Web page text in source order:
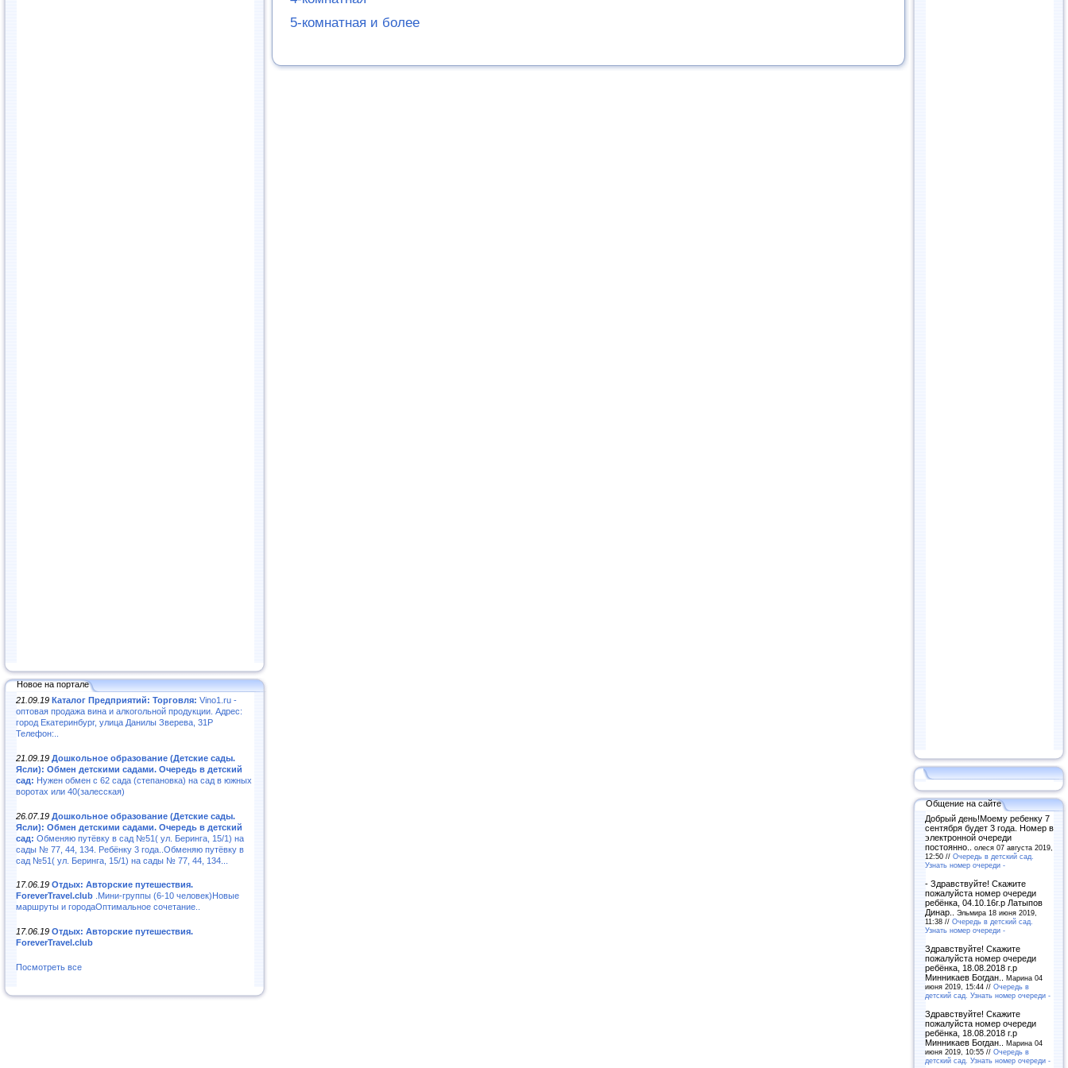
Новое на портале
21.09.19 Каталог Предприятий: Торговля: Vino1.ru -
оптовая продажа вина и алкогольной продукции. Адрес:
город Екатеринбург, улица Данилы Зверева, 31Р
Телефон:..
21.09.19 Дошкольное образование (Детские сады.
Ясли): Обмен детскими садами. Очередь в детский
сад: Нужен обмен с 62 сада (степановка) на сад в южных
воротах или 40(залесская)
26.07.19 Дошкольное образование (Детские сады.
Ясли): Обмен детскими садами. Очередь в детский
сад: Обменяю путёвку в сад №51( ул. Беринга, 15/1) на
сады № 77, 44, 134. Ребёнку 3 года..Обменяю путёвку в
сад №51( ул. Беринга, 15/1) на сады № 77, 44, 134...
17.06.19 Отдых: Авторские путешествия.
ForeverTravel.club .Мини-группы (6-10 человек)Новые
маршруты и городаОптимальное сочетание..
17.06.19 Отдых: Авторские путешествия.
ForeverTravel.club
Посмотреть все
5-комнатная и более
Общение на сайте
Добрый день!Моему ребенку 7
сентября будет 3 года. Номер в
электронной очереди
постоянно.. олеся 07 августа 2019,
12:50 // Очередь в детский сад.
Узнать номер очереди -
- Здравствуйте! Скажите
пожалуйста номер очереди
ребёнка, 04.10.16г.р Латыпов
Динар.. Эльмира 18 июня 2019,
11:38 // Очередь в детский сад.
Узнать номер очереди -
Здравствуйте! Скажите
пожалуйста номер очереди
ребёнка, 18.08.2018 г.р
Минникаев Богдан.. Марина 04
июня 2019, 15:44 // Очередь в
детский сад. Узнать номер очереди -
Здравствуйте! Скажите
пожалуйста номер очереди
ребёнка, 18.08.2018 г.р
Минникаев Богдан.. Марина 04
июня 2019, 10:55 // Очередь в
детский сад. Узнать номер очереди -